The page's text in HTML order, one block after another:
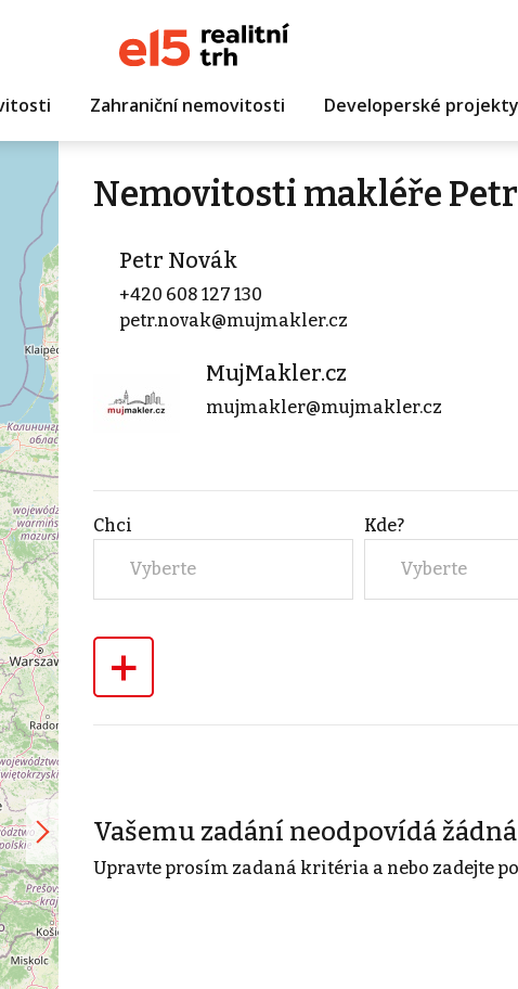
Zahraniční nemovitosti Developerské projekty
Nemovitosti makléře
Petr Novák
+420 608 127 130
petr.novak@mujmakler.cz
MujMakler.cz
mujmakler@mujmakler.cz
Chci
Vyberte
Kde?
Vyberte
+
Vašemu zadání neodpovídá
Upravte prosím zadaná kritéria a nebo zadejte